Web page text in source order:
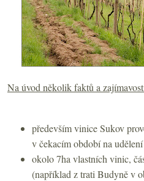
Na úvod několik faktů a
především vinice Sukov
v čekacím období na
okolo 7ha vlastních vinic,
(například z trati Budyně v